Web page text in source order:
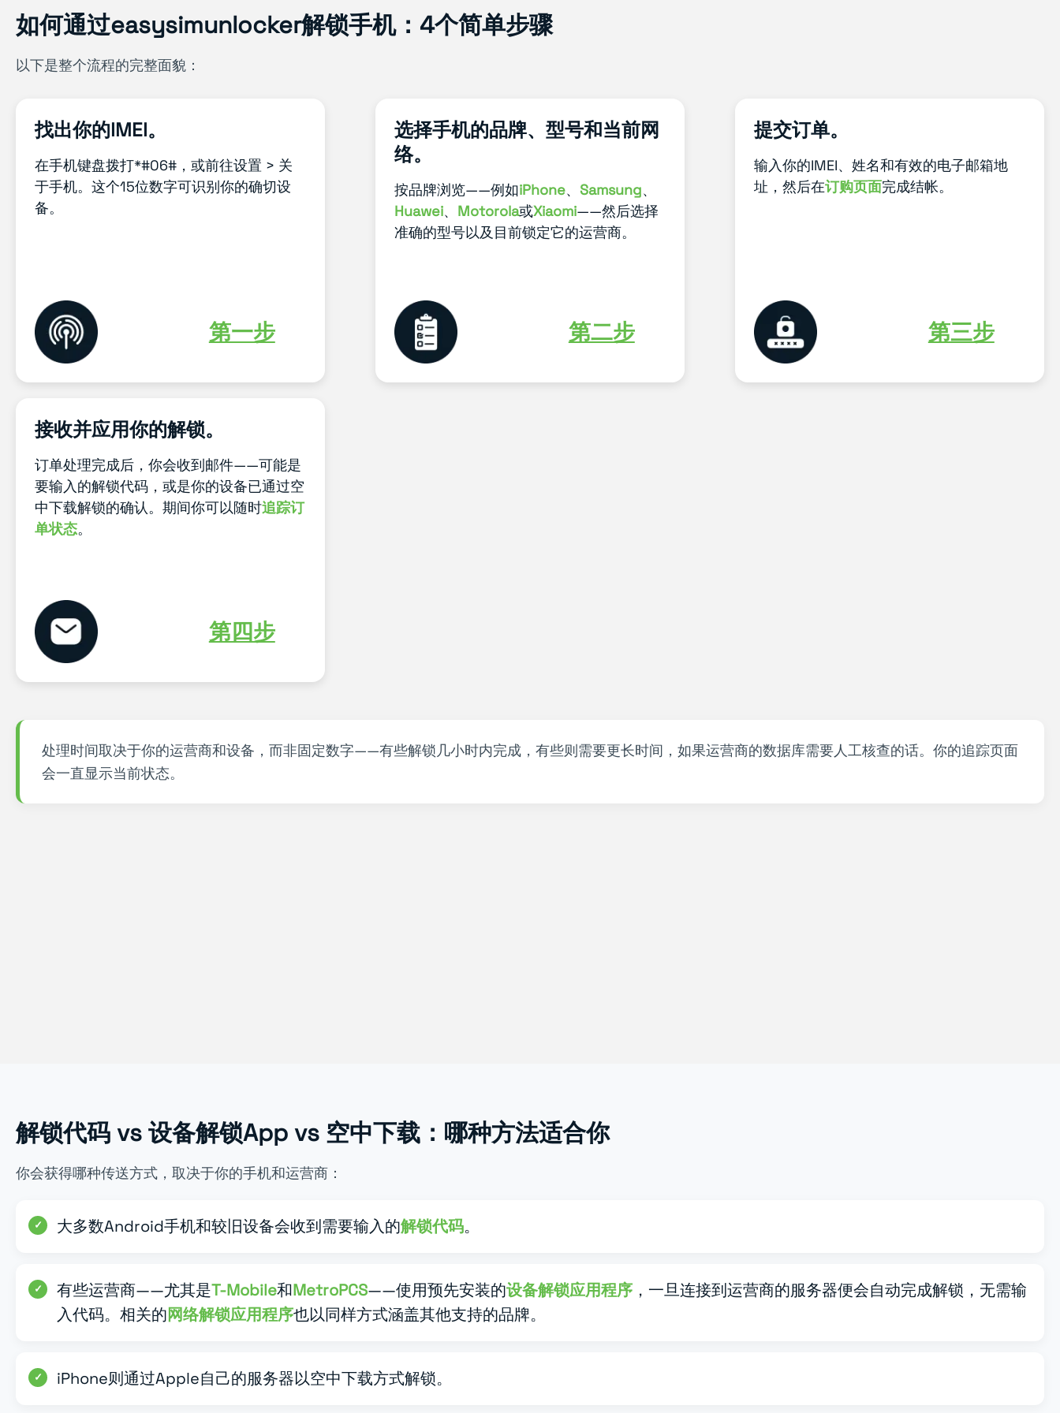
如何通过easysimunlocker解锁手机：4个简单步骤
以下是整个流程的完整面貌：
找出你的IMEI。
在手机键盘拨打*#06#，或前往设置 > 关
于手机。这个15位数字可识别你的确切设
备。
第一步
选择手机的品牌、型号和当前网
络。
按品牌浏览——例如iPhone、 Samsung、
Huawei、 Motorola或Xiaomi——然后选择
准确的型号以及目前锁定它的运营商。
第二步
提交订单。
输入你的IMEI、姓名和有效的电子邮箱地
址，然后在订购页面完成结帐。
第三步
接收并应用你的解锁。
订单处理完成后，你会收到邮件——可能是
要输入的解锁代码，或是你的设备已通过空
中下载解锁的确认。期间你可以随时追踪订
单状态。
第四步
处理时间取决于你的运营商和设备，而非固定数字——有些解锁几小时内完成，有些则需要更长时间，如果运营商的数据库需要人工核查的话。你的追踪页面
会一直显示当前状态。
解锁代码 vs 设备解锁App vs 空中下载：哪种方法适合你
你会获得哪种传送方式，取决于你的手机和运营商：
大多数Android手机和较旧设备会收到需要输入的解锁代码。
有些运营商——尤其是T-Mobile和MetroPCS——使用预先安装的设备解锁应用程序 ，一旦连接到运营商的服务器便会自动完成解锁，无需输
入代码。相关的网络解锁应用程序也以同样方式涵盖其他支持的品牌。
iPhone则通过Apple自己的服务器以空中下载方式解锁。